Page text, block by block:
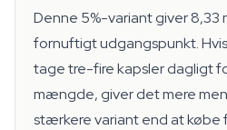
Denne 5%-variant giver 8,33
fornuftigt udgangspunkt.
tage tre-fire kapsler dagligt
mængde, giver det mere
stærkere variant end at købe